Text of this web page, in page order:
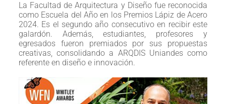
La Facultad de Arquitectura y Diseño fue reconocida
como Escuela del Año en los Premios Lápiz de Acero
2024. Es el segundo año consecutivo en recibir este
galardón. Además, estudiantes, profesores y
egresados fueron premiados por sus propuestas
creativas, consolidando a ARQDIS Uniandes como
referente en diseño e innovación.